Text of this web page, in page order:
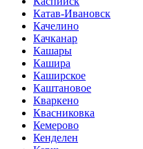
Катав-Ивановск
Качелино
Качканар
Кашары
Кашира
Каширское
Каштановое
Кваркено
Квасниковка
Кемерово
Кенделен